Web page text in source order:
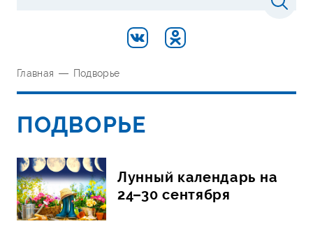
Главная — Подворье
ПОДВОРЬЕ
Лунный календарь на
24–30 сентября